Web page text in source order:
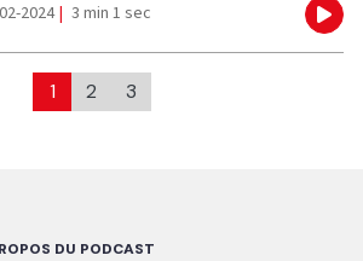
2024 | 3 min 1 sec
1 2 3
DU PODCAST